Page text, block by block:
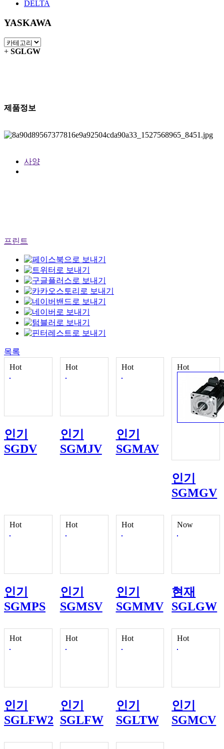
DELTA
YASKAWA
+ SGLGW
제품정보
사양
프린트
목록
Hot
인기
SGDV
Hot
인기
SGMJV
Hot
인기
SGMAV
Hot
인기
SGMGV
Hot
인기
SGMPS
Hot
인기
SGMSV
Hot
인기
SGMMV
Now
현재
SGLGW
Hot
인기
SGLFW2
Hot
인기
SGLFW
Hot
인기
SGLTW
Hot
인기
SGMCV